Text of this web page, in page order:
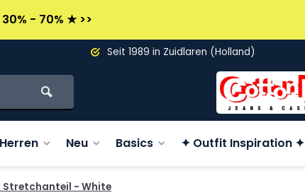
30% - 70% ★ >>
Seit 1989 in Zuidlaren (Holland)
Herren Neu Basics ✦ Outfit Inspiration ✦
Stretchanteil - White